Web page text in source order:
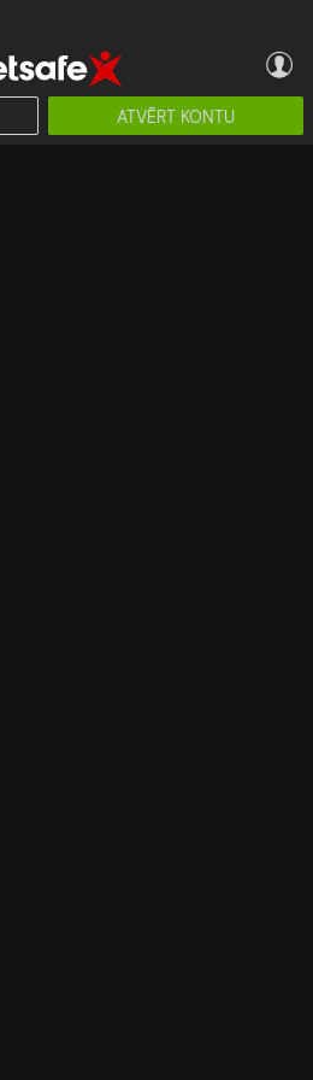
ATVĒRT KONTU